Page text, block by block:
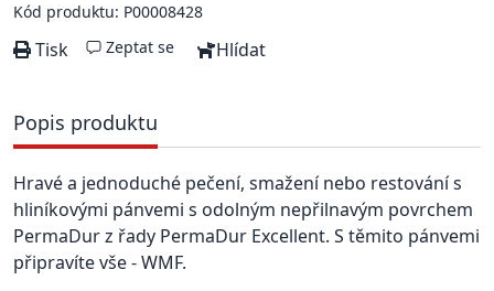
Kód produktu: P00008428
Tisk Zeptat se Hlídat
Popis produktu
Hravé a jednoduché pečení, smažení nebo restování s
hliníkovými pánvemi s odolným nepřilnavým povrchem
PermaDur z řady PermaDur Excellent. S těmito pánvemi
připravíte vše - WMF.